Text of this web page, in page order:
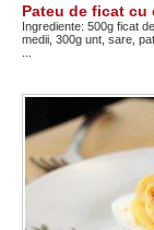
Pateu de ficat
Ingrediente: 500g ficat
medii, 300g unt, sare,